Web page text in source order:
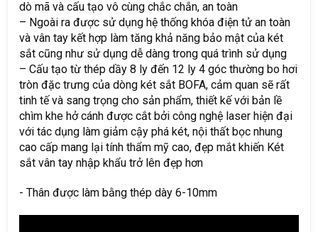
dò mã và cấu tạo vô cùng chắc chắn, an toàn
– Ngoài ra được sử dụng hệ thống khóa điện tử an toàn
và vân tay kết hợp làm tăng khả năng bảo mật của két
sắt cũng như sử dụng dễ dàng trong quá trình sử dụng
– Cấu tạo từ thép dầy 8 ly đến 12 ly 4 góc thường bo hơi
tròn đặc trưng của dòng két sắt BOFA, cảm quan sẽ rất
tinh tế và sang trọng cho sản phẩm, thiết kế với bản lề
chìm khe hở cánh được cắt bởi công nghệ laser hiện đại
với tác dụng làm giảm cậy phá két, nội thất bọc nhung
cao cấp mang lại tính thẩm mỹ cao, đẹp mắt khiến Két
sắt vân tay nhập khẩu trở lên đẹp hơn
- Thân được làm bằng thép dày 6-10mm